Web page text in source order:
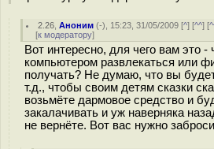
2.26 ,Аноним (-), 15:23, 31/05/2009 [^] [^^] [
[к модератору]
Вот интересно, для чего вам это
компьютером развлекаться или
получать? Не думаю, что вы
т.д., чтобы своим детям сказки
возьмёте дармовое средство и
закалачивать и уж наверняка
не вернёте. Вот вас нужно